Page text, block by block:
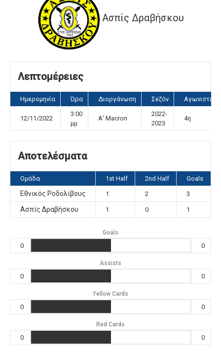
Ασπίς Δραβήσκου
Λεπτομέρειες
Ημερομηνία Ώρα Διοργάνωση Σεζόν Αγωνιστική
12/11/2022
3:00
μμ
Α' Macron
2022-
2023
4η
Αποτελέσματα
Ομάδα 1st Half 2nd Half Goals
Εθνικός Ροδολίβους 1 2 3
Ασπίς Δραβήσκου 1 0 1
Goals
0 0
Assists
0 0
Yellow Cards
0 0
Red Cards
0 0